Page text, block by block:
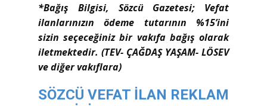
*Bağış Bilgisi, Sözcü Gazetesi; Vefat
ilanlarınızın ödeme tutarının %15’ini
sizin seçeceğiniz bir vakıfa bağış olarak
iletmektedir. (TEV- ÇAĞDAŞ YAŞAM- LÖSEV
ve diğer vakıflara)
SÖZCÜ VEFAT İLAN REKLAM